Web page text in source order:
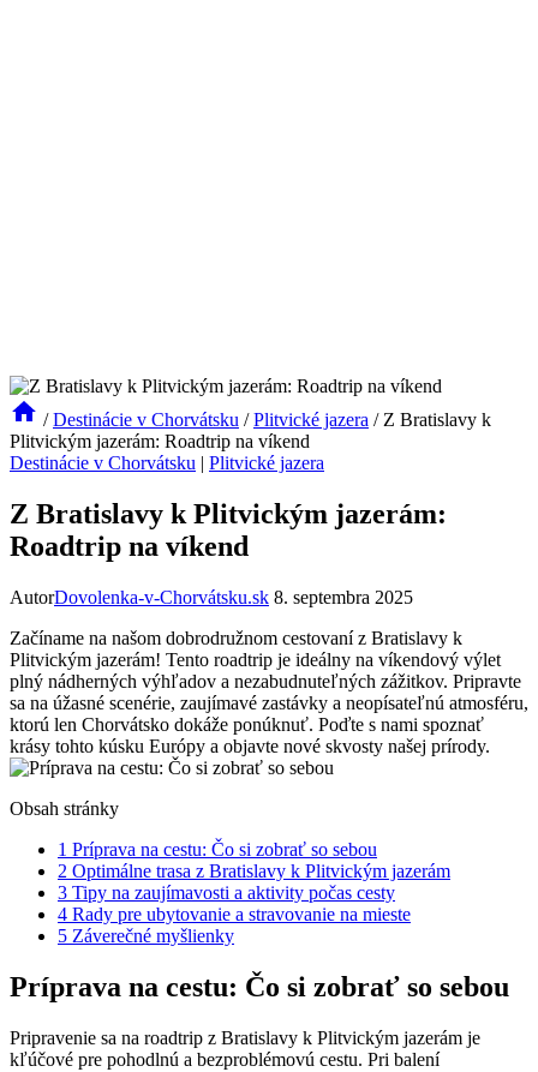
/ Destinácie v Chorvátsku / Plitvické jazera / Z Bratislavy k
Plitvickým jazerám: Roadtrip na víkend
Destinácie v Chorvátsku | Plitvické jazera
Z Bratislavy k Plitvickým jazerám:
Roadtrip na víkend
AutorDovolenka-v-Chorvátsku.sk 8. septembra 2025
Začíname na našom dobrodružnom cestovaní z Bratislavy k
Plitvickým jazerám! Tento roadtrip je ideálny na víkendový výlet
plný nádherných výhľadov a nezabudnuteľných zážitkov. Pripravte
sa na úžasné scenérie, zaujímavé zastávky a neopísateľnú atmosféru,
ktorú len Chorvátsko dokáže ponúknuť. Poďte s nami spoznať
krásy tohto kúsku Európy a objavte nové skvosty našej prírody.
Obsah stránky
1 Príprava na cestu: Čo si zobrať so sebou
2 Optimálne trasa z Bratislavy k Plitvickým jazerám
3 Tipy na zaujímavosti a aktivity počas cesty
4 Rady pre ubytovanie a stravovanie na mieste
5 Záverečné myšlienky
Príprava na cestu: Čo si zobrať so sebou
Pripravenie sa na roadtrip z Bratislavy k Plitvickým jazerám je
kľúčové pre pohodlnú a bezproblémovú cestu. Pri balení